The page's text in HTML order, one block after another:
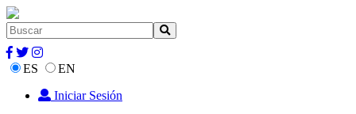
ES
EN
Iniciar Sesión